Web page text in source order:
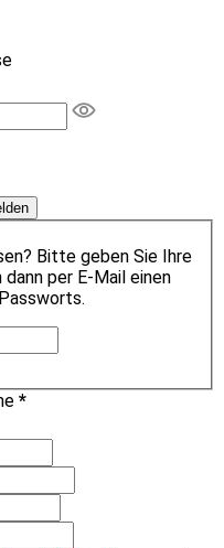
Bitte geben Sie Ihre
per E-Mail einen
*